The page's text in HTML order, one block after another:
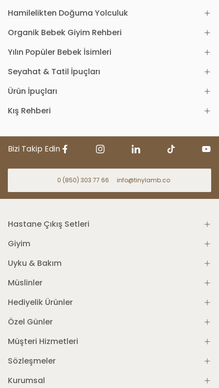
Hamilelikten Doğuma Yolculuk
Organik Bebek Giyim Rehberi
Yılın Popüler Bebek İsimleri
Seyahat & Tatil İpuçları
Ürün İpuçları
Kış Rehberi
Bizi Takip Edin
0 (850) 303 77 66 info@tinylamb.co
Hastane Çıkış Setleri
Giyim
Uyku & Bakım
Müslinler
Hediyelik Ürünler
Özel Günler
Müşteri Hizmetleri
Sözleşmeler
Kurumsal